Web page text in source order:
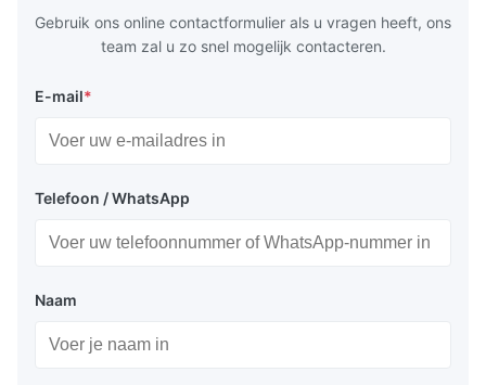
Gebruik ons online contactformulier als u vragen heeft, ons
team zal u zo snel mogelijk contacteren.
E-mail*
Telefoon / WhatsApp
Naam